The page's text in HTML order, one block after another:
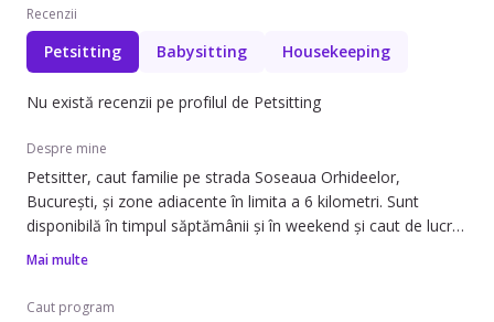
Recenzii
Petsitting Babysitting Housekeeping
Nu există recenzii pe profilul de Petsitting
Despre mine
Petsitter, caut familie pe strada Soseaua Orhideelor,
București, și zone adiacente în limita a 6 kilometri. Sunt
disponibilă în timpul săptămânii și în weekend și caut de lucru
ocazional.
Pot să ofer ajutor cu îngrijirea animalelor de companie. Am
Mai multe
Caut program